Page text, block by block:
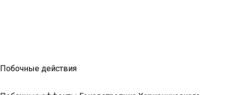
Побочные действия